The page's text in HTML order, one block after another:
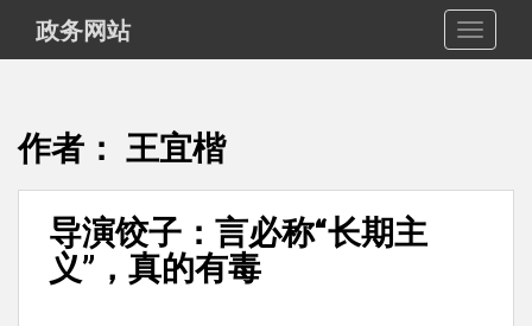
政务网站
作者： 王宜楷
导演饺子：言必称“长期主
义”，真的有毒